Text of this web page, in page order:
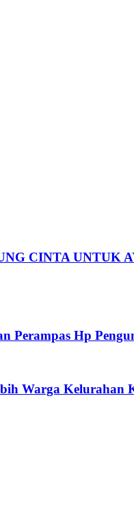
CINTA UNTUK
Perampas Hp
Warga Kelurahan